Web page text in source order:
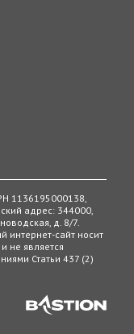
1136195000138,
адрес: 344000,
д. 8/7.
сайт носит
не является
Статьи 437 (2)